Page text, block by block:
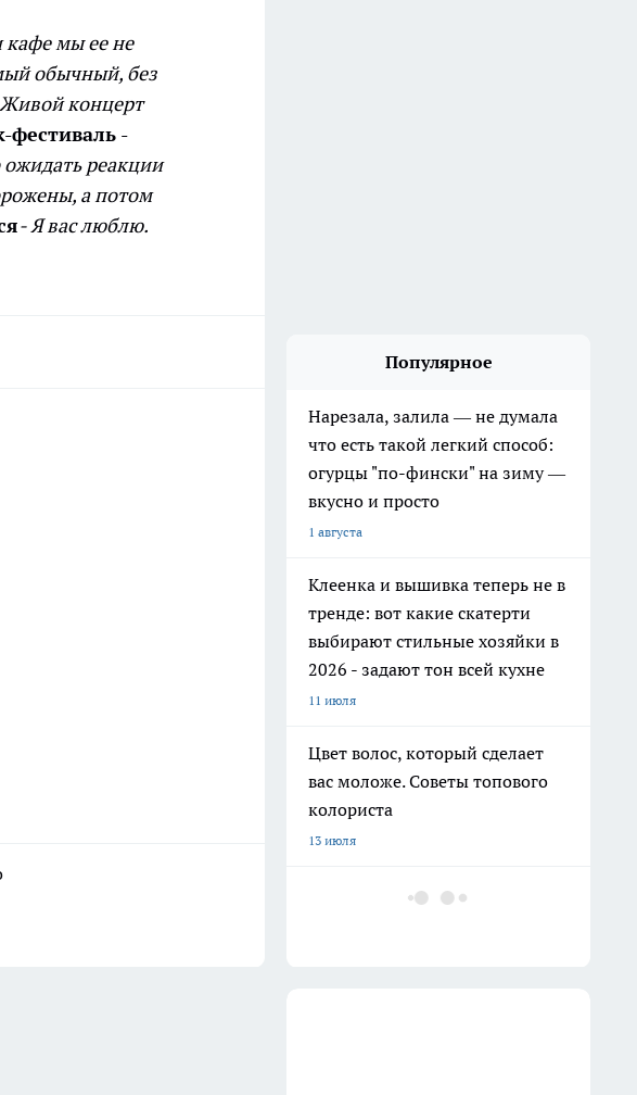
кафе мы ее не
обычный, без
Живой концерт
фестиваль -
реакции
а потом
- Я вас люблю.
Популярное
Нарезала, залила — не думала
что есть такой легкий способ:
огурцы "по-фински" на зиму —
вкусно и просто
1 августа
Клеенка и вышивка теперь не в
тренде: вот какие скатерти
выбирают стильные хозяйки в
2026 - задают тон всей кухне
11 июля
Цвет волос, который сделает
вас моложе. Советы топового
колориста
13 июля